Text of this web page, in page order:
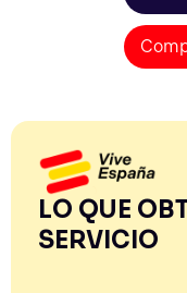
LO QUE
SERVICIO